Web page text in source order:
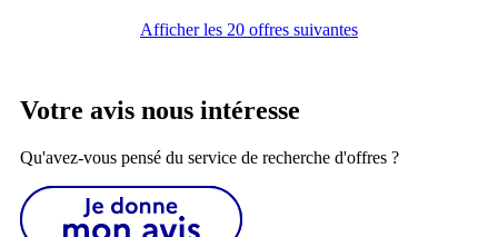
Afficher les 20 offres suivantes
Votre avis nous intéresse
Qu'avez-vous pensé du service de recherche d'offres ?